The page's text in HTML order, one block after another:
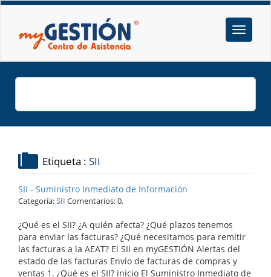
Etiqueta : SII
SII - Suministro Inmediato de Información
Categoría:SII Comentarios: 0.
¿Qué es el SII? ¿A quién afecta? ¿Qué plazos tenemos
para enviar las facturas? ¿Qué necesitamos para remitir
las facturas a la AEAT? El SII en myGESTIÓN Alertas del
estado de las facturas Envío de facturas de compras y
ventas 1. ¿Qué es el SII? inicio El Suministro Inmediato de